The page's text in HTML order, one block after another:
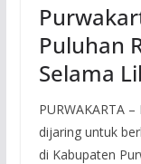
Puluhan
Selama
PURWAKARTA
dijaring untuk
di Kabupaten